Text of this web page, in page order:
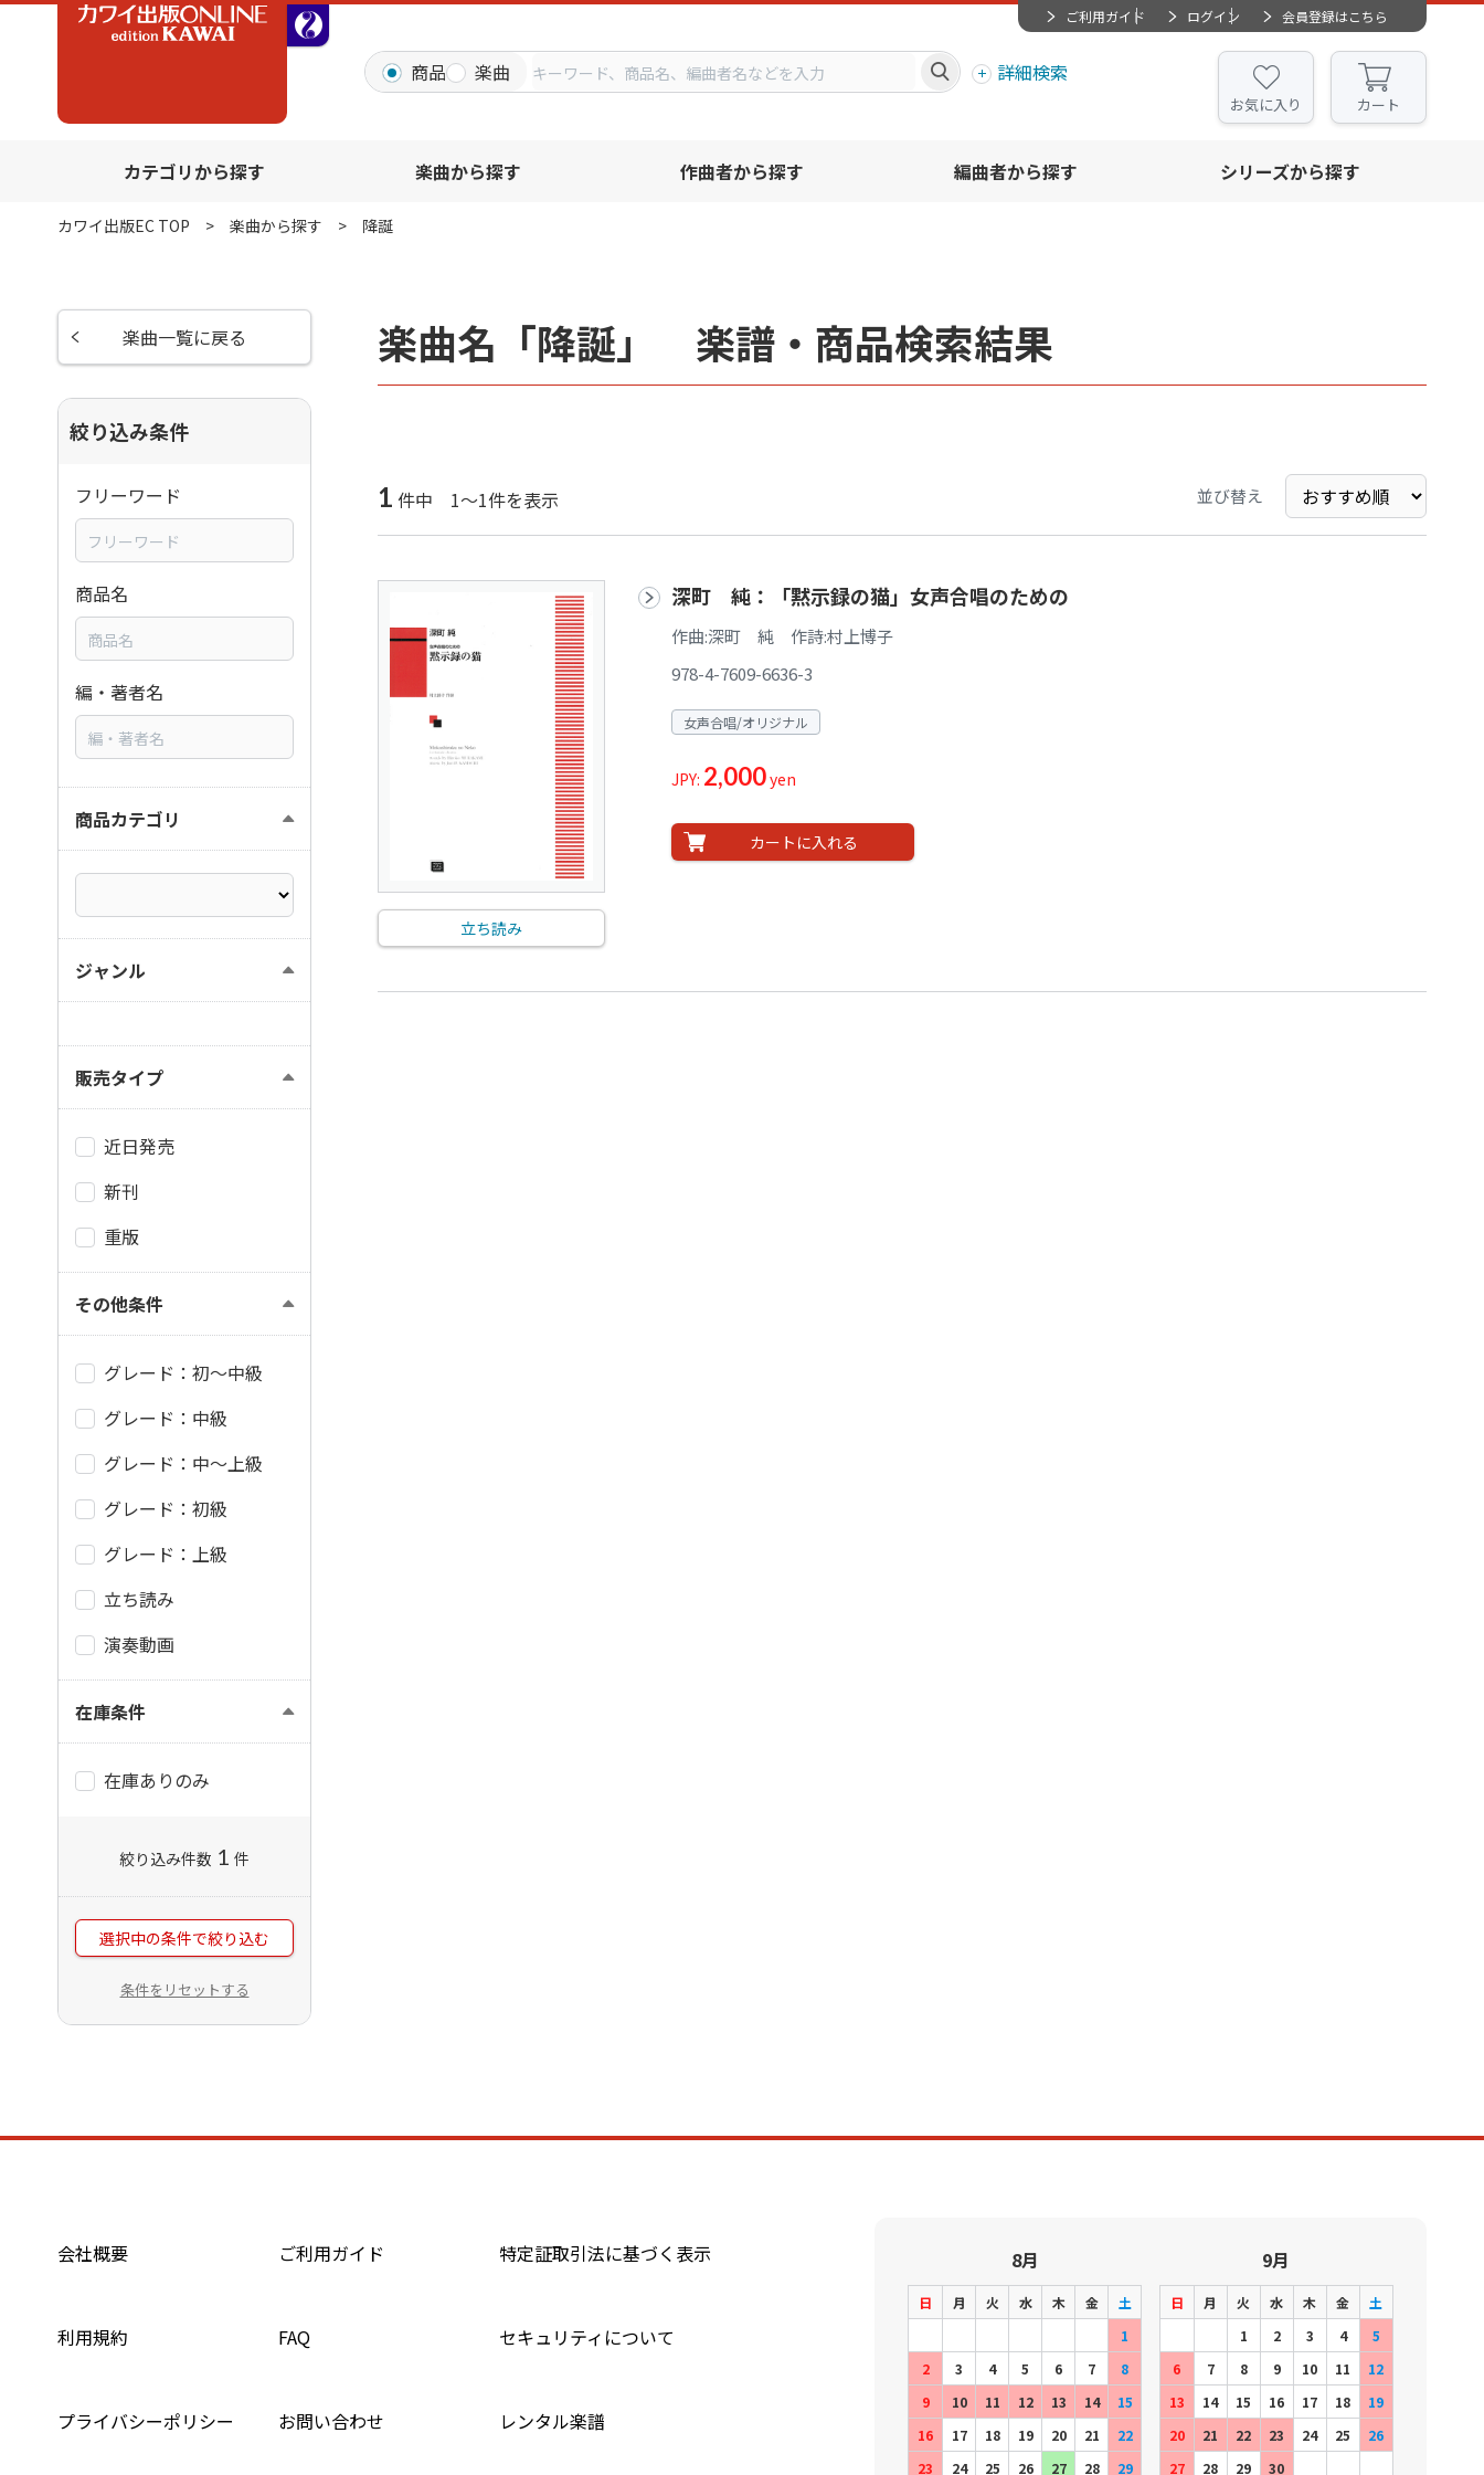
ご利用ガイド ログイン 会員登録はこちら
商品 楽曲 詳細検索
お気に入り カート
カテゴリから探す 楽曲から探す 作曲者から探す 編曲者から探す シリーズから探す
カワイ出版EC TOP 楽曲から探す 降誕
楽曲名「降誕」 楽譜・商品検索結果
1 件中 1～1件を表示 並び替え
立ち読み
深町 純：「黙示録の猫」女声合唱のための
作曲:深町 純 作詩:村上博子
978-4-7609-6636-3
女声合唱/オリジナル
JPY: 2,000yen
カートに入れる
楽曲一覧に戻る
絞り込み条件
フリーワード
商品名
編・著者名
商品カテゴリ
ジャンル
販売タイプ
近日発売
新刊
重版
その他条件
グレード：初～中級
グレード：中級
グレード：中～上級
グレード：初級
グレード：上級
立ち読み
演奏動画
在庫条件
在庫ありのみ
絞り込み件数 1 件
選択中の条件で絞り込む
条件をリセットする
会社概要 ご利用ガイド 特定証取引法に基づく表示
利用規約 FAQ セキュリティについて
プライバシーポリシー お問い合わせ レンタル楽譜
8月
日 月 火 水 木 金
土
1
2
3 4 5 6 7
8
9
10 11 12 13 14
15
16
17 18 19 20 21
22
23
24 25 26 27 28 29
9月
日 月 火 水 木 金
土
1
2 3 4
5
6
7 8 9 10 11
12
13
14 15 16 17 18
19
20
21 22 23 24 25
26
27
28 29 30